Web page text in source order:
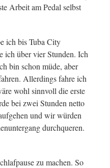
Arbeit am Pedal selbst
ich bis Tuba City
ich über vier Stunden. Ich
bin schon müde, aber
Allerdings fahre ich
wohl sinnvoll die erste
bei zwei Stunden netto
und wir würden
durchqueren.
zu machen. So